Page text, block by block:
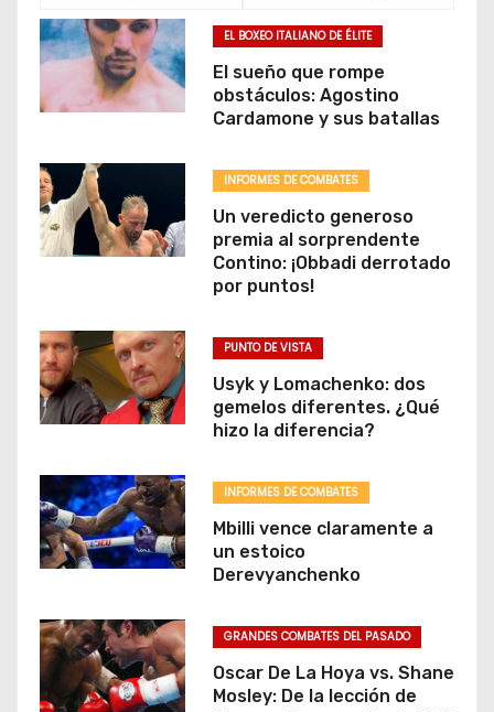
n
d
e
e
t
a
d
s
EL BOXEO ITALIANO DE ÉLITE
El sueño que rompe
obstáculos: Agostino
Cardamone y sus batallas
INFORMES DE COMBATES
Un veredicto generoso
premia al sorprendente
Contino: ¡Obbadi derrotado
por puntos!
PUNTO DE VISTA
Usyk y Lomachenko: dos
gemelos diferentes. ¿Qué
hizo la diferencia?
INFORMES DE COMBATES
Mbilli vence claramente a
un estoico
Derevyanchenko
GRANDES COMBATES DEL PASADO
Oscar De La Hoya vs. Shane
Mosley: De la lección de